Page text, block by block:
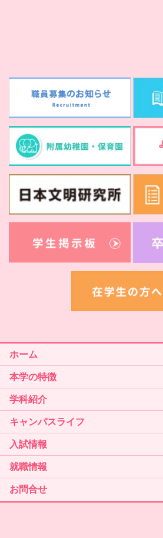
ホーム
本学の特徴
学科紹介
キャンパスライフ
入試情報
就職情報
お問合せ